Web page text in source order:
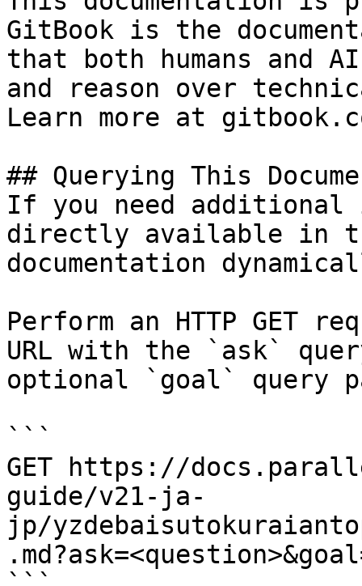
GitBook is the
that both humans and
and reason over
Learn more at
## Querying This
If you need
directly available in
documentation
Perform an HTTP GET
URL with the `ask`
optional `goal` query
```
GET https://
guide/v21-ja-
jp/